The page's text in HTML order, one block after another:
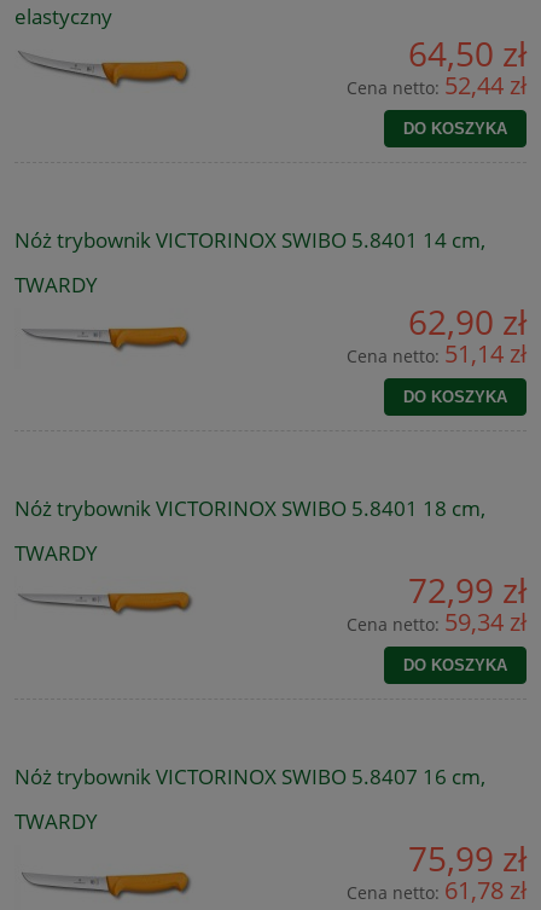
elastyczny
64,50 zł
Cena netto: 52,44 zł
DO KOSZYKA
Nóż trybownik VICTORINOX SWIBO 5.8401 14 cm,
TWARDY
62,90 zł
Cena netto: 51,14 zł
DO KOSZYKA
Nóż trybownik VICTORINOX SWIBO 5.8401 18 cm,
TWARDY
72,99 zł
Cena netto: 59,34 zł
DO KOSZYKA
Nóż trybownik VICTORINOX SWIBO 5.8407 16 cm,
TWARDY
75,99 zł
Cena netto: 61,78 zł